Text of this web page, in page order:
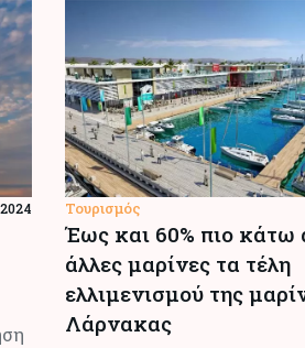
Τουρισμός
Έως και 60% πιο κάτω
άλλες μαρίνες τα τέλη
ελλιμενισμού της
Λάρνακας